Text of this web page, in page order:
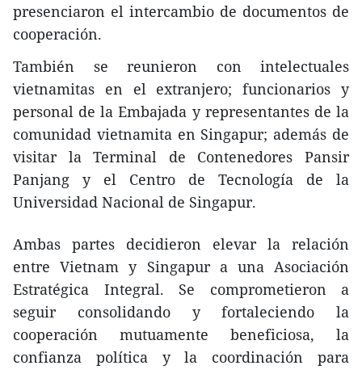
presenciaron el intercambio de documentos de
cooperación.
También se reunieron con intelectuales
vietnamitas en el extranjero; funcionarios y
personal de la Embajada y representantes de la
comunidad vietnamita en Singapur; además de
visitar la Terminal de Contenedores Pansir
Panjang y el Centro de Tecnología de la
Universidad Nacional de Singapur.
Ambas partes decidieron elevar la relación
entre Vietnam y Singapur a una Asociación
Estratégica Integral. Se comprometieron a
seguir consolidando y fortaleciendo la
cooperación mutuamente beneficiosa, la
confianza política y la coordinación para